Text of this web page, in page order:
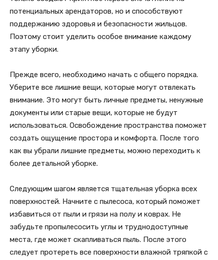
потенциальных арендаторов, но и способствуют
поддержанию здоровья и безопасности жильцов.
Поэтому стоит уделить особое внимание каждому
этапу уборки.
Прежде всего, необходимо начать с общего порядка.
Уберите все лишние вещи, которые могут отвлекать
внимание. Это могут быть личные предметы, ненужные
документы или старые вещи, которые не будут
использоваться. Освобождение пространства поможет
создать ощущение простора и комфорта. После того
как вы убрали лишние предметы, можно переходить к
более детальной уборке.
Следующим шагом является тщательная уборка всех
поверхностей. Начните с пылесоса, который поможет
избавиться от пыли и грязи на полу и коврах. Не
забудьте пропылесосить углы и труднодоступные
места, где может скапливаться пыль. После этого
следует протереть все поверхности влажной тряпкой с